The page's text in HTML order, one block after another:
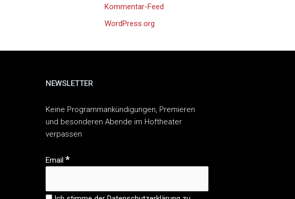
Kommentar-Feed
WordPress.org
NEWSLETTER
Keine Programmankündigungen, Premieren
und besonderen Abende im Hoftheater
verpassen
Email *